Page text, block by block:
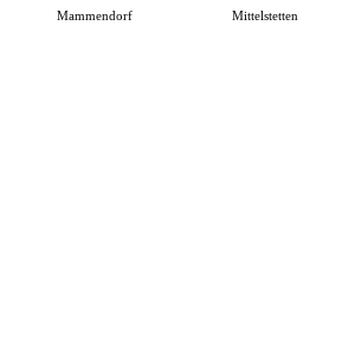
Mammendorf Mittelstetten